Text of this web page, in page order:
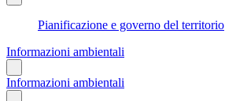
Pianificazione e governo del territorio
Informazioni ambientali
Informazioni ambientali